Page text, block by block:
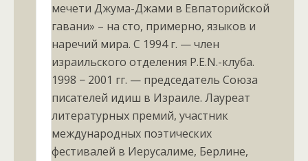
мечети Джума-Джами в Евпаторийской
гавани» – на сто, примерно, языков и
наречий мира. С 1994 г. — член
израильского отделения P.E.N.-клуба.
1998 − 2001 гг. — председатель Союза
писателей идиш в Израиле. Лауреат
литературных премий, участник
международных поэтических
фестивалей в Иерусалиме, Берлине,